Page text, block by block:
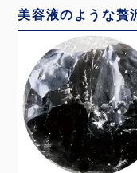
美容液のような贅